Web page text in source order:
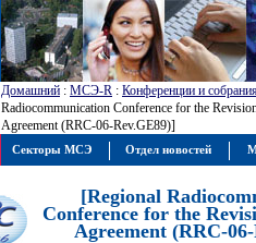
Домашний : МСЭ-R : Конференции и
Radiocommunication Conference for the
Agreement (RRC-06-Rev.GE89)]
[Regional
Conference for the
Agreement (RRC-
Секторы МСЭ Отдел новостей